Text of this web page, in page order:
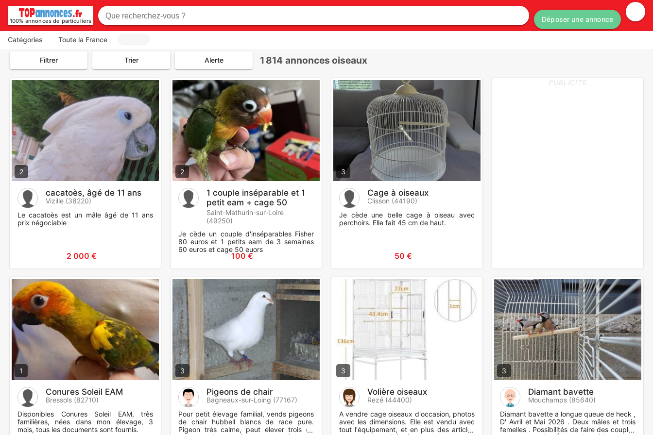
100% annonces de particuliers Déposer une annonce
Catégories Toute la France
Filtrer Trier Alerte 1 814 annonces oiseaux
2
cacatoès, âgé de 11 ans
Vizille (38220)
Le cacatoès est un mâle âgé de 11 ans
prix négociable
2 000 €
2
1 couple inséparable et 1
petit eam + cage 50
euros
Saint-Mathurin-sur-Loire
(49250)
Je cède un couple d'inséparables Fisher
80 euros et 1 petits eam de 3 semaines
60 euros et cage 50 euors
100 €
3
Cage à oiseaux
Clisson (44190)
Je cède une belle cage à oiseau avec
perchoirs. Elle fait 45 cm de haut.
50 €
PUBLICITE
1
Conures Soleil EAM
Bressols (82710)
Disponibles Conures Soleil EAM, très
familières, nées dans mon élevage, 3
mois, tous les documents sont fournis.
3
Pigeons de chair
Bagneaux-sur-Loing (77167)
Pour petit élevage familial, vends pigeons
de chair hubbell blancs de race pure.
Pigeon très calme, peut élever trois ou
3
Volière oiseaux
Rezé (44400)
A vendre cage oiseaux d'occasion, photos
avec les dimensions. Elle est vendu avec
tout l'équipement, et en plus des articles
3
Diamant bavette
Mouchamps (85640)
Diamant bavette a longue queue de heck ,
D' Avril et Mai 2026 . Deux mâles et trois
femelles . Possibilités de faire des couples